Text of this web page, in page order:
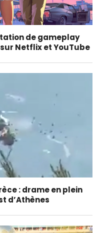
de gameplay
Netflix et YouTube
: drame en plein
d’Athènes